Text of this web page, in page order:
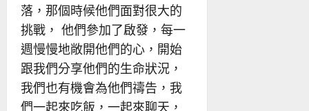
落，那個時候他們面對很大的
挑戰， 他們參加了啟發，每一
週慢慢地敞開他們的心，開始
跟我們分享他們的生命狀況，
我們也有機會為他們禱告，我
們一起來吃飯，一起來聊天，